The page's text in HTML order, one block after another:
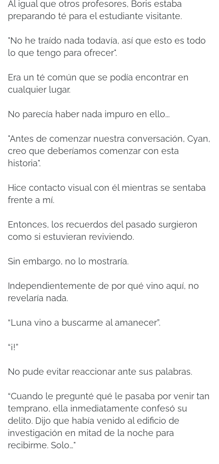
Al igual que otros profesores, Boris estaba
preparando té para el estudiante visitante.
"No he traído nada todavía, así que esto es todo
lo que tengo para ofrecer".
Era un té común que se podía encontrar en
cualquier lugar.
No parecía haber nada impuro en ello...
"Antes de comenzar nuestra conversación, Cyan,
creo que deberíamos comenzar con esta
historia".
Hice contacto visual con él mientras se sentaba
frente a mí.
Entonces, los recuerdos del pasado surgieron
como si estuvieran reviviendo.
Sin embargo, no lo mostraría.
Independientemente de por qué vino aquí, no
revelaría nada.
“Luna vino a buscarme al amanecer”.
“¡!”
No pude evitar reaccionar ante sus palabras.
“Cuando le pregunté qué le pasaba por venir tan
temprano, ella inmediatamente confesó su
delito. Dijo que había venido al edificio de
investigación en mitad de la noche para
recibirme. Solo…"